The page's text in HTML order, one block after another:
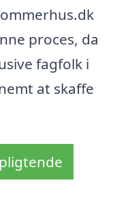
proces, da
fagfolk i
at skaffe